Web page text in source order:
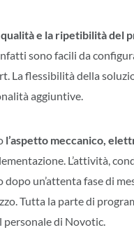
e la ripetibilità del
sono facili da
La flessibilità della
aggiuntive.
l’aspetto meccanico,
L’attività,
un’attenta fase di
Tutta la parte di
personale di Novotic.